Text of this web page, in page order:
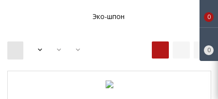
Эко-шпон 0
0